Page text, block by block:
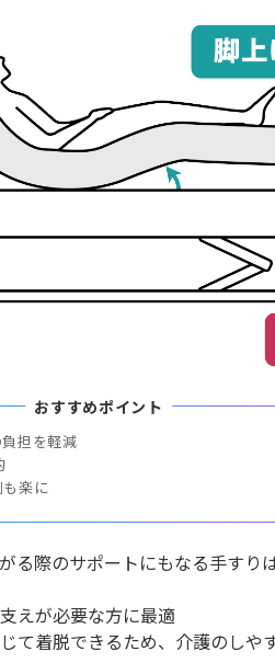
おすすめポイント
担を軽減
も楽に
る際のサポートにもなる手すり
えが必要な方に最適
て着脱できるため、介護のしや